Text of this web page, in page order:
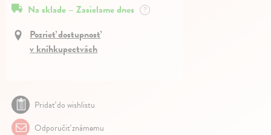
Na sklade – Zasielame dnes ?
Pozrieť dostupnosť
v kníhkupectvách
Pridať do wishlistu
Odporučiť známemu